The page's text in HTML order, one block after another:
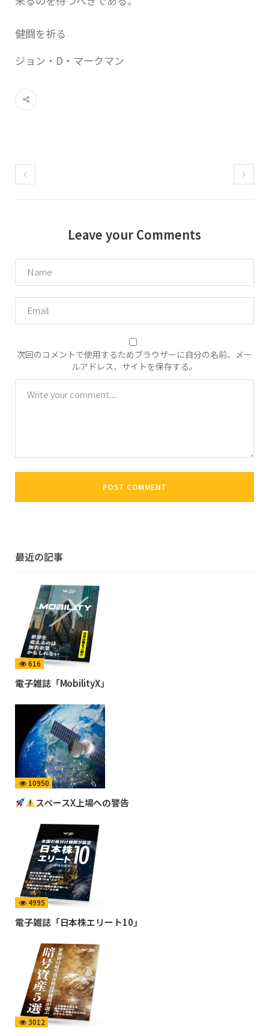
健闘を祈る
ジョン・D・マークマン
Leave your Comments
次回のコメントで使用するためブラウザーに自分の名前、メー
ルアドレス、サイトを保存する。
最近の記事
616
電子雑誌「MobilityX」
10950
スペースX上場への警告
4995
電子雑誌「日本株エリート10」
3012